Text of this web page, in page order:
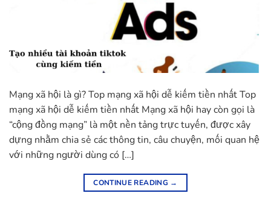
Mạng xã hội là gì? Top mạng xã hội dễ kiếm tiền nhất Top
mạng xã hội dễ kiếm tiền nhất Mạng xã hội hay còn gọi là
“cộng đồng mạng” là một nền tảng trực tuyến, được xây
dựng nhằm chia sẻ các thông tin, câu chuyện, mối quan hệ
với những người dùng có […]
CONTINUE READING →